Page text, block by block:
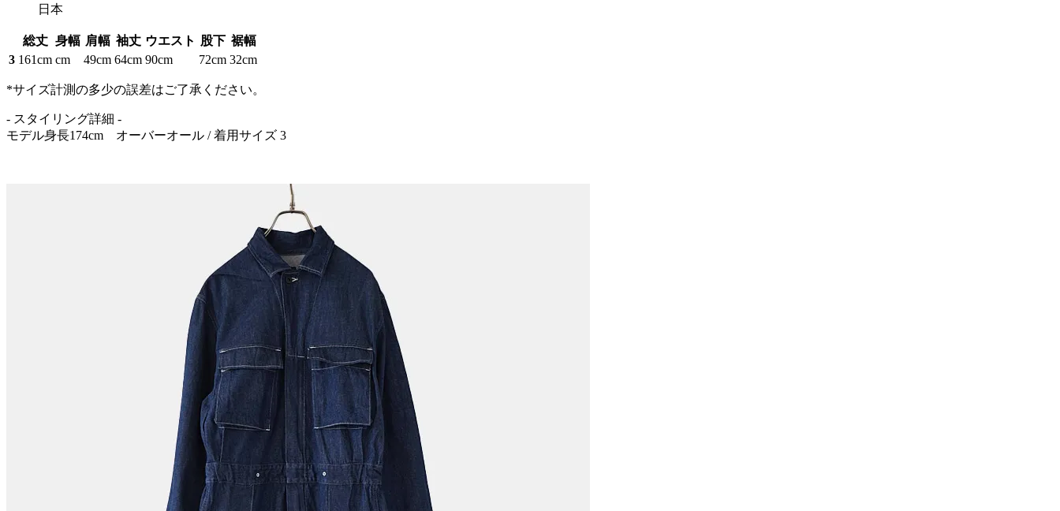
日本
総丈 身幅 肩幅 袖丈 ウエスト 股下 裾幅
3 161cm cm 49cm 64cm 90cm 72cm 32cm
*サイズ計測の多少の誤差はご了承ください。
- スタイリング詳細 -
モデル身長174cm オーバーオール / 着用サイズ 3